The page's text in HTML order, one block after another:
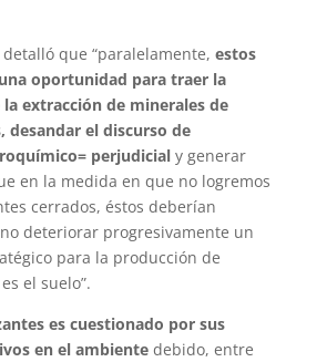
que “paralelamente, estos
oportunidad para traer la
extracción de minerales de
desandar el discurso de
perjudicialy generar
en la medida en que no logremos
cerrados, éstos deberían
deteriorar progresivamente un
para la producción de
el suelo”.
es cuestionado por sus
en el ambientedebido, entre